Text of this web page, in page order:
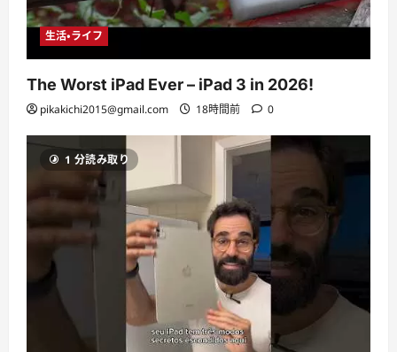
生活・ライフ
The Worst iPad Ever – iPad 3 in 2026!
pikakichi2015@gmail.com 18時間前 0
1 分読み取り